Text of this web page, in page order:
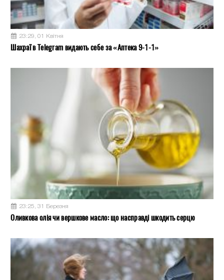
23:29, 01 Квітня
Шахраї в Telegram видають себе за «Аптека 9-1-1»
23:25, 31 Березня
Оливкова олія чи вершкове масло: що насправді шкодить серцю